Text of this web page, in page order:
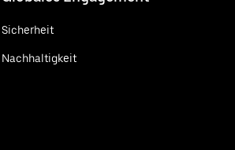
Sicherheit
Nachhaltigkeit